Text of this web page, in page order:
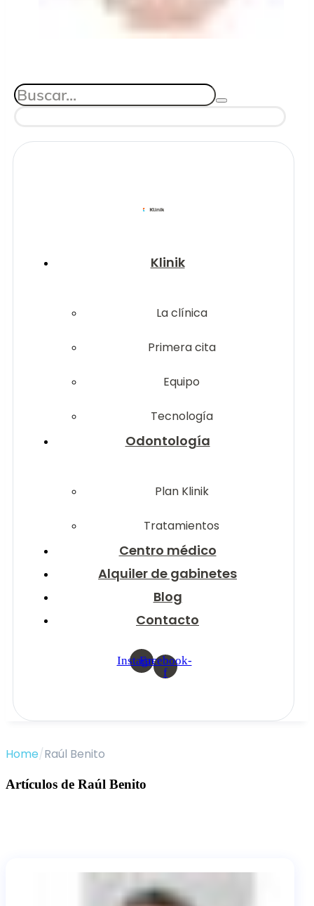
Klinik
La clínica
Primera cita
Equipo
Tecnología
Odontología
Plan Klinik
Tratamientos
Centro médico
Alquiler de gabinetes
Blog
Contacto
Instagram
Facebook-
f
Home/Raúl Benito
Artículos de Raúl Benito